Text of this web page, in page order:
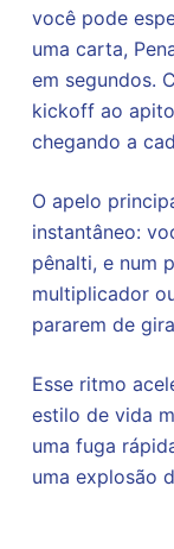
você pode
uma carta,
em segundos.
kickoff ao
chegando a
O apelo
instantâneo:
pênalti, e num
multiplicador
pararem de
Esse ritmo
estilo de vida
uma fuga
uma explosão